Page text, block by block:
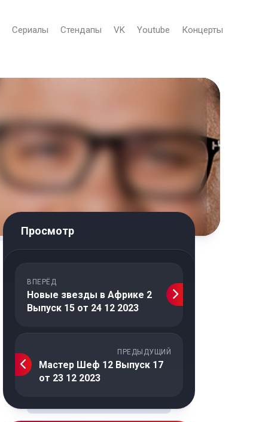
Сериалы Стендапы VK Youtube Концерты
Просмотр
ВПЕРЁД
Новые звезды в Африке 2
Выпуск 15 от 24 12 2023
ПРЕДЫДУЩИЙ
Мастер Шеф 12 Выпуск 17
от 23 12 2023